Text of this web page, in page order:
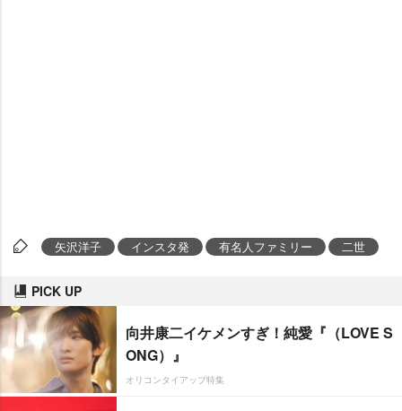
矢沢洋子 インスタ発 有名人ファミリー 二世
PICK UP
向井康二イケメンすぎ！純愛『（LOVE S
ONG）』
オリコンタイアップ特集